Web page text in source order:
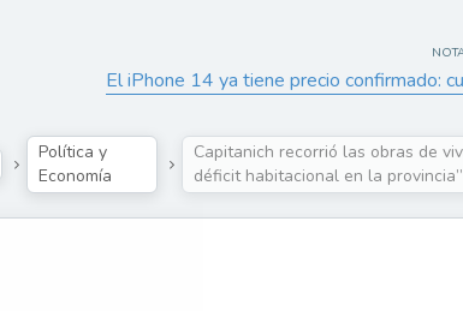
El iPhone 14 ya tiene precio confirmado:
Política y
Economía
Capitanich recorrió las obras de
déficit habitacional en la provincia”